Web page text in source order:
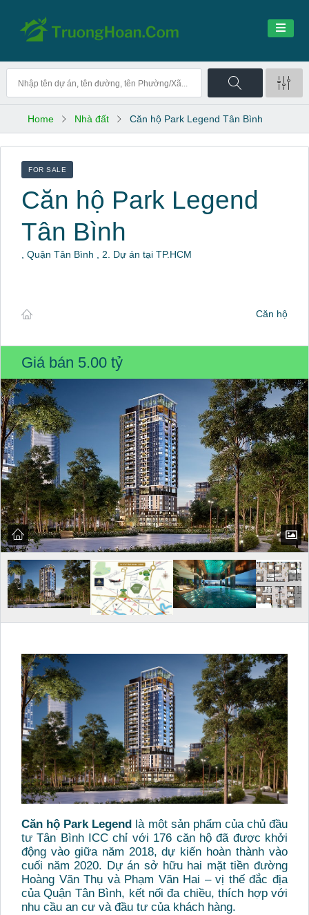
Home Nhà đất Căn hộ Park Legend Tân Bình
FOR SALE
Căn hộ Park Legend
Tân Bình
, Quận Tân Bình , 2. Dự án tại TP.HCM
Căn hộ
Giá bán 5.00 tỷ
Căn hộ Park Legend là một sản phẩm của chủ đầu
tư Tân Bình ICC chỉ với 176 căn hộ đã được khởi
động vào giữa năm 2018, dự kiến hoàn thành vào
cuối năm 2020. Dự án sở hữu hai mặt tiền đường
Hoàng Văn Thụ và Phạm Văn Hai – vị thế đắc địa
của Quận Tân Bình, kết nối đa chiều, thích hợp với
nhu cầu an cư và đầu tư của khách hàng.